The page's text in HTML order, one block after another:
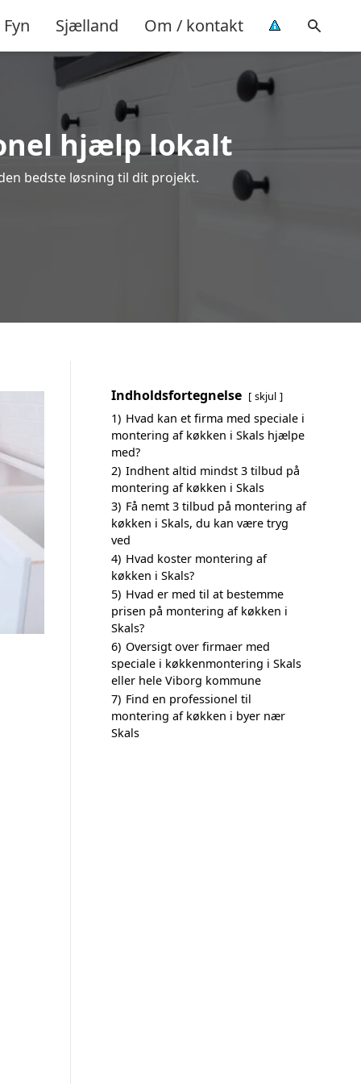
Fyn Sjælland Om / kontakt
hjælp lokalt
bedste løsning til dit projekt.
Indholdsfortegnelse skjul
1) Hvad kan et firma med speciale i
montering af køkken i Skals hjælpe
med?
2) Indhent altid mindst 3 tilbud på
montering af køkken i Skals
3) Få nemt 3 tilbud på montering af
køkken i Skals, du kan være tryg
ved
4) Hvad koster montering af
køkken i Skals?
5) Hvad er med til at bestemme
prisen på montering af køkken i
Skals?
6) Oversigt over firmaer med
speciale i køkkenmontering i Skals
eller hele Viborg kommune
7) Find en professionel til
montering af køkken i byer nær
Skals